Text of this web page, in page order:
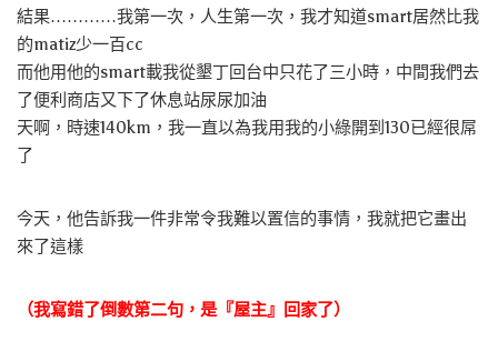
結果…………我第一次，人生第一次，我才知道smart居然比我
的matiz少一百cc
而他用他的smart載我從墾丁回台中只花了三小時，中間我們去
了便利商店又下了休息站尿尿加油
天啊，時速140km，我一直以為我用我的小綠開到130已經很屌
了
今天，他告訴我一件非常令我難以置信的事情，我就把它畫出
來了這樣
（我寫錯了倒數第二句，是『屋主』回家了）